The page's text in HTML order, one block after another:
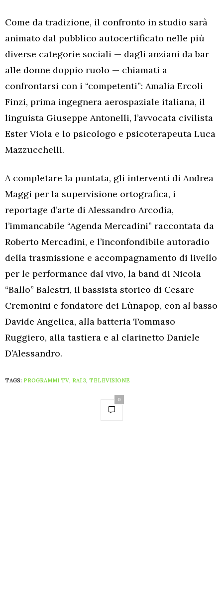
Come da tradizione, il confronto in studio sarà
animato dal pubblico autocertificato nelle più
diverse categorie sociali — dagli anziani da bar
alle donne doppio ruolo — chiamati a
confrontarsi con i “competenti”: Amalia Ercoli
Finzi, prima ingegnera aerospaziale italiana, il
linguista Giuseppe Antonelli, l’avvocata civilista
Ester Viola e lo psicologo e psicoterapeuta Luca
Mazzucchelli.
A completare la puntata, gli interventi di Andrea
Maggi per la supervisione ortografica, i
reportage d’arte di Alessandro Arcodia,
l’immancabile “Agenda Mercadini” raccontata da
Roberto Mercadini, e l’inconfondibile autoradio
della trasmissione e accompagnamento di livello
per le performance dal vivo, la band di Nicola
“Ballo” Balestri, il bassista storico di Cesare
Cremonini e fondatore dei Lùnapop, con al basso
Davide Angelica, alla batteria Tommaso
Ruggiero, alla tastiera e al clarinetto Daniele
D’Alessandro.
TAGS: PROGRAMMI TV, RAI 3, TELEVISIONE
0